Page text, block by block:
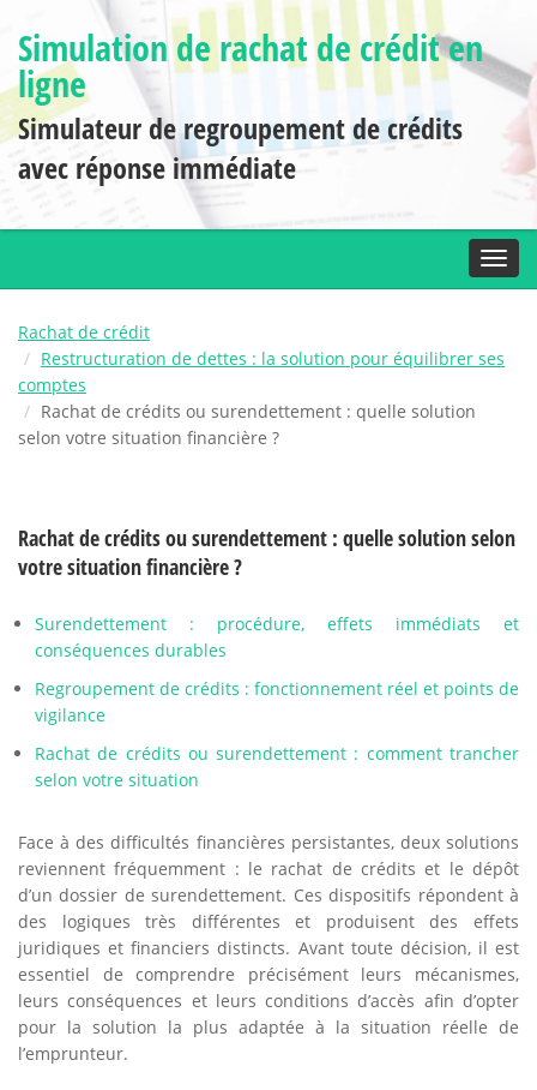
Simulation de rachat de crédit en
ligne
Simulateur de regroupement de crédits
avec réponse immédiate
Rachat de crédit
Restructuration de dettes : la solution pour équilibrer ses
comptes
Rachat de crédits ou surendettement : quelle solution
selon votre situation financière ?
Rachat de crédits ou surendettement : quelle solution selon
votre situation financière ?
Surendettement : procédure, effets immédiats et
conséquences durables
Regroupement de crédits : fonctionnement réel et points de
vigilance
Rachat de crédits ou surendettement : comment trancher
selon votre situation
Face à des difficultés financières persistantes, deux solutions
reviennent fréquemment : le rachat de crédits et le dépôt
d’un dossier de surendettement. Ces dispositifs répondent à
des logiques très différentes et produisent des effets
juridiques et financiers distincts. Avant toute décision, il est
essentiel de comprendre précisément leurs mécanismes,
leurs conséquences et leurs conditions d’accès afin d’opter
pour la solution la plus adaptée à la situation réelle de
l’emprunteur.